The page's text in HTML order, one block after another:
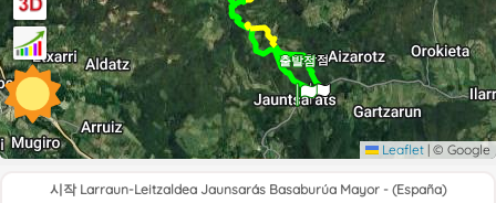
출발점
도착점
Leaflet | © Google
시작 Larraun-Leitzaldea Jaunsarás Basaburúa Mayor - (España)